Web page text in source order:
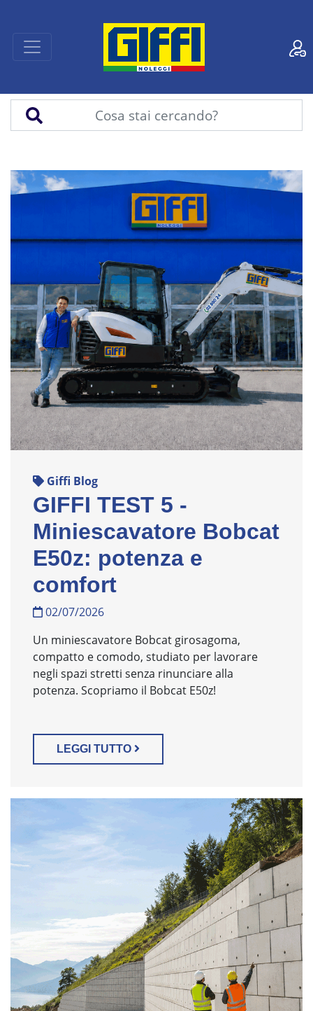
Giffi Blog
GIFFI TEST 5 -
Miniescavatore Bobcat
E50z: potenza e
comfort
02/07/2026
Un miniescavatore Bobcat girosagoma,
compatto e comodo, studiato per lavorare
negli spazi stretti senza rinunciare alla
potenza. Scopriamo il Bobcat E50z!
LEGGI TUTTO